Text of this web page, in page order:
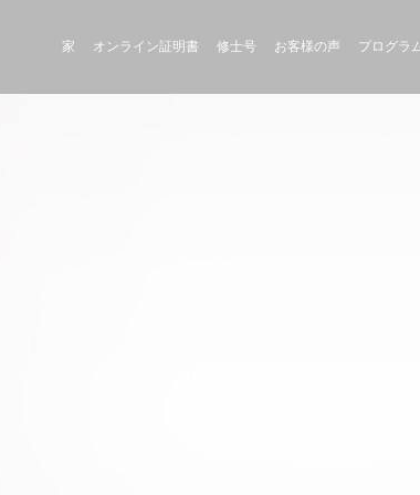
家 オンライン証明書 修士号 お客様の声 プログラ